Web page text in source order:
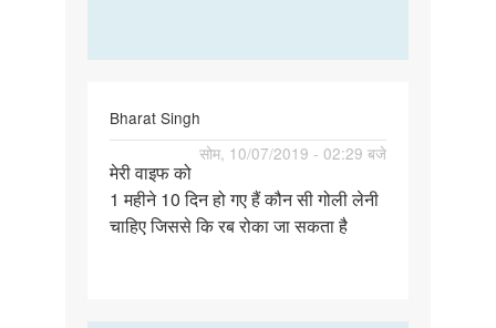
Bharat Singh
सोम, 10/07/2019 - 02:29 बजे
मेरी
वाइफ
को
मेरी वाइफ को
1 महीने 10 दिन हो गए हैं कौन सी गोली लेनी
चाहिए जिससे कि रब रोका जा सकता है